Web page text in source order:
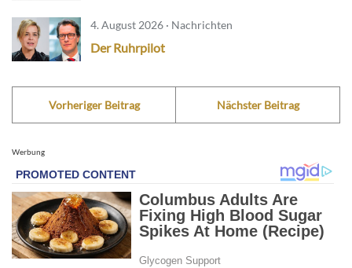
4. August 2026 · Nachrichten
Der Ruhrpilot
Vorheriger Beitrag Nächster Beitrag
Werbung